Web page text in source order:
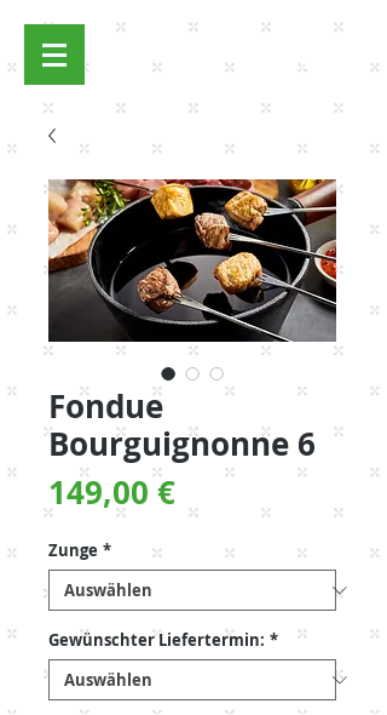
Fondue
Bourguignonne 6
149,00 €Preis
Zunge *
Gewünschter Liefertermin: *